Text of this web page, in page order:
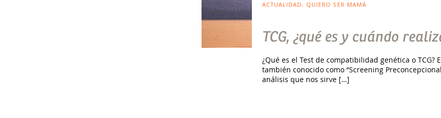
ACTUALIDAD, QUIERO SER MAMÁ
TCG, ¿qué es y cuándo
¿Qué es el Test de compatibilidad genética o TCG?
también conocido como “Screening
análisis que nos sirve […]